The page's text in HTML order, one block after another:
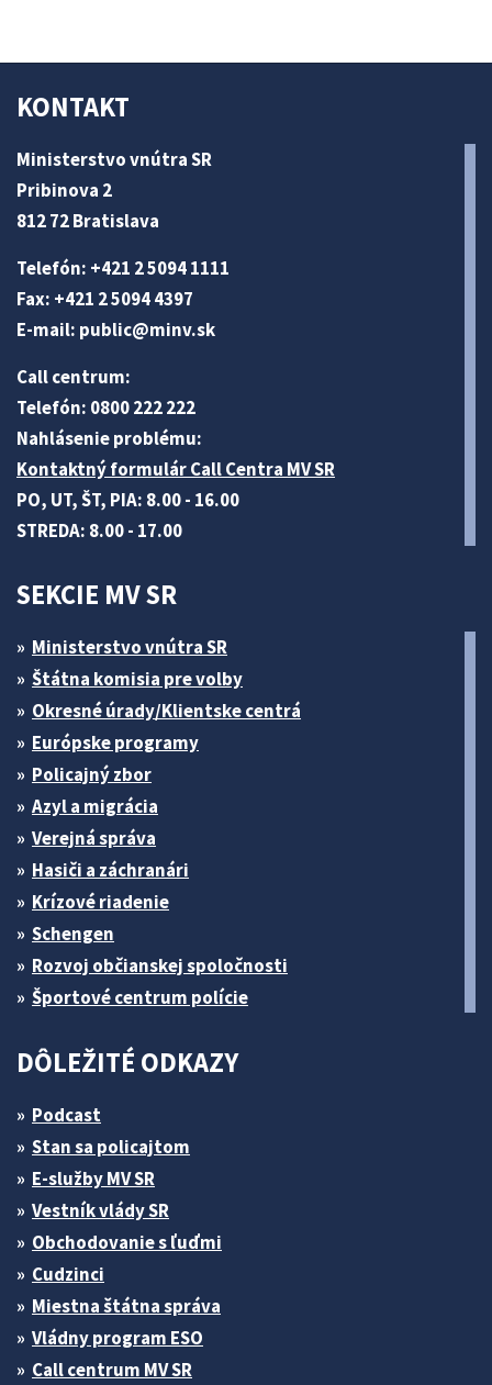
KONTAKT
Ministerstvo vnútra SR
Pribinova 2
812 72 Bratislava
Telefón: +421 2 5094 1111
Fax: +421 2 5094 4397
E-mail: public@minv.sk
Call centrum:
Telefón: 0800 222 222
Nahlásenie problému:
Kontaktný formulár Call Centra MV SR
PO, UT, ŠT, PIA: 8.00 - 16.00
STREDA: 8.00 - 17.00
SEKCIE MV SR
Ministerstvo vnútra SR
Štátna komisia pre volby
Okresné úrady/Klientske centrá
Európske programy
Policajný zbor
Azyl a migrácia
Verejná správa
Hasiči a záchranári
Krízové riadenie
Schengen
Rozvoj občianskej spoločnosti
Športové centrum polície
DÔLEŽITÉ ODKAZY
Podcast
Stan sa policajtom
E-služby MV SR
Vestník vlády SR
Obchodovanie s ľuďmi
Cudzinci
Miestna štátna správa
Vládny program ESO
Call centrum MV SR